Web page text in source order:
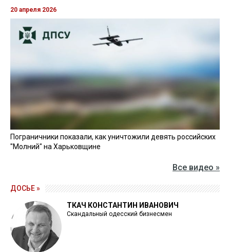
20 апреля 2026
Пограничники показали, как уничтожили девять российских
"Молний" на Харьковщине
Все видео »
ДОСЬЕ »
ТКАЧ КОНСТАНТИН ИВАНОВИЧ
Скандальный одесский бизнесмен